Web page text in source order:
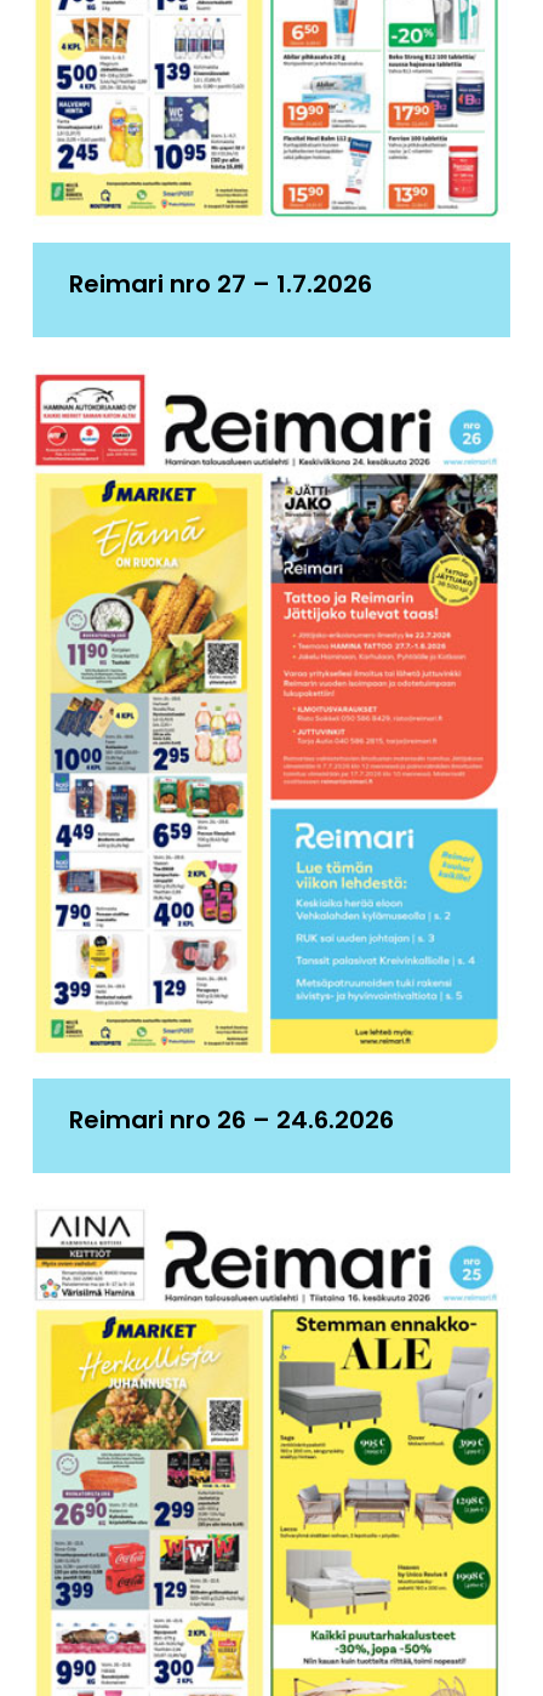
Reimari nro 27 – 1.7.2026
Reimari nro 26 – 24.6.2026